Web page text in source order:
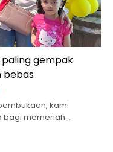
paling gempak
bebas
kami
bagi memeriah…